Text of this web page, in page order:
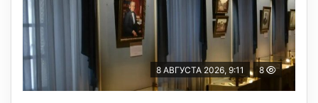
8 АВГУСТА 2026, 9:11 8